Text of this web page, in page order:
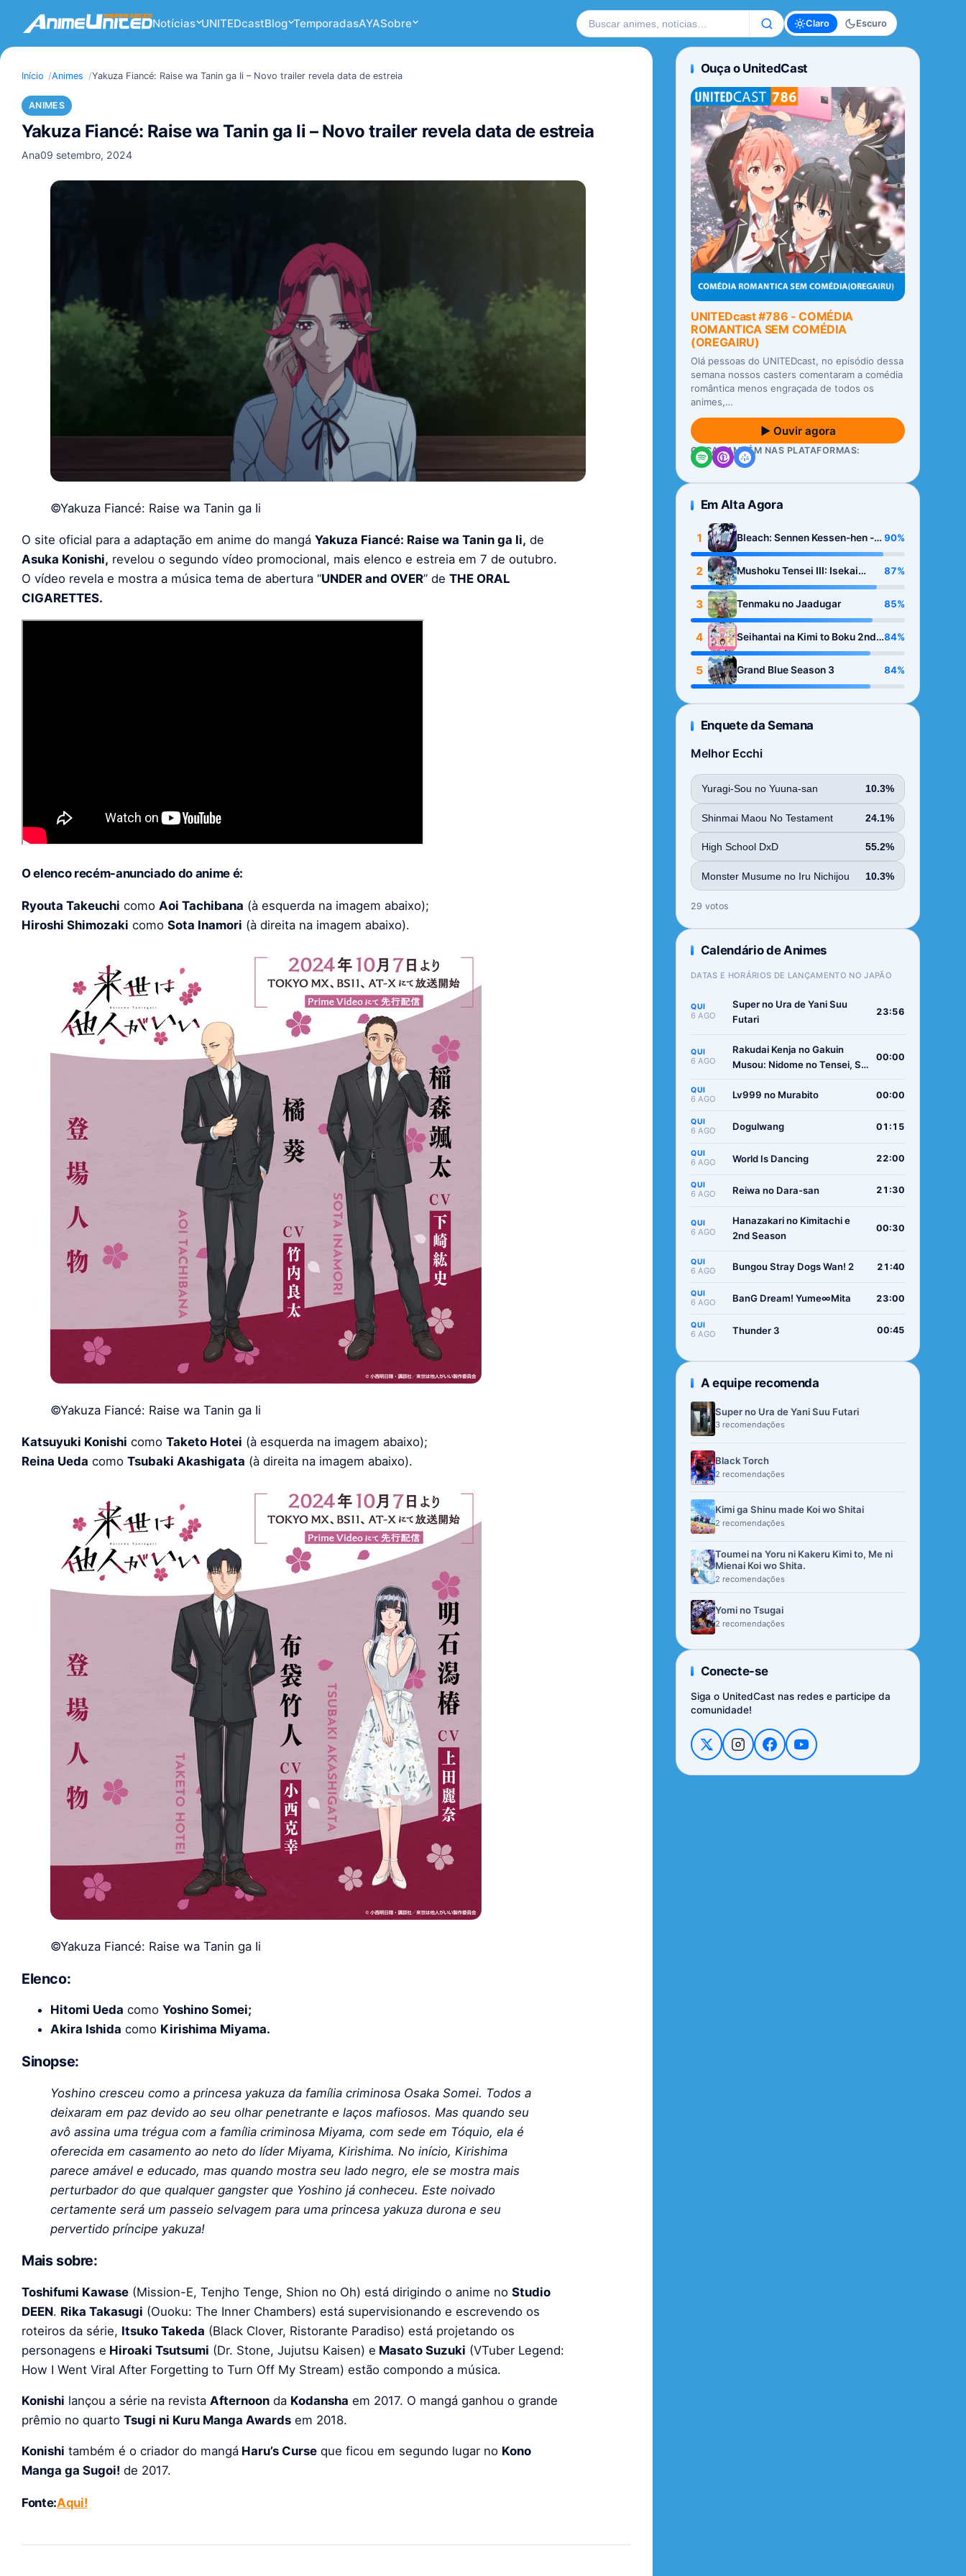
Notícias UNITEDcastBlog TemporadasAYASobre Buscar no site Claro Escuro
Início Animes Yakuza Fiancé: Raise wa Tanin ga Ii – Novo trailer revela data de estreia
ANIMES
Yakuza Fiancé: Raise wa Tanin ga Ii – Novo trailer revela data de estreia
Ana09 setembro, 2024
©Yakuza Fiancé: Raise wa Tanin ga Ii
O site oficial para a adaptação em anime do mangá Yakuza Fiancé: Raise wa Tanin ga Ii, de
Asuka Konishi, revelou o segundo vídeo promocional, mais elenco e estreia em 7 de outubro.
O vídeo revela e mostra a música tema de abertura “UNDER and OVER” de THE ORAL
CIGARETTES.
O elenco recém-anunciado do anime é:
Ryouta Takeuchi como Aoi Tachibana (à esquerda na imagem abaixo);
Hiroshi Shimozaki como Sota Inamori (à direita na imagem abaixo).
©Yakuza Fiancé: Raise wa Tanin ga Ii
Katsuyuki Konishi como Taketo Hotei (à esquerda na imagem abaixo);
Reina Ueda como Tsubaki Akashigata (à direita na imagem abaixo).
©Yakuza Fiancé: Raise wa Tanin ga Ii
Elenco:
Hitomi Ueda como Yoshino Somei;
Akira Ishida como Kirishima Miyama.
Sinopse:
Yoshino cresceu como a princesa yakuza da família criminosa Osaka Somei. Todos a
deixaram em paz devido ao seu olhar penetrante e laços mafiosos. Mas quando seu
avô assina uma trégua com a família criminosa Miyama, com sede em Tóquio, ela é
oferecida em casamento ao neto do líder Miyama, Kirishima. No início, Kirishima
parece amável e educado, mas quando mostra seu lado negro, ele se mostra mais
perturbador do que qualquer gangster que Yoshino já conheceu. Este noivado
certamente será um passeio selvagem para uma princesa yakuza durona e seu
pervertido príncipe yakuza!
Mais sobre:
Toshifumi Kawase (Mission-E, Tenjho Tenge, Shion no Oh) está dirigindo o anime no Studio
DEEN. Rika Takasugi (Ouoku: The Inner Chambers) está supervisionando e escrevendo os
roteiros da série, Itsuko Takeda (Black Clover, Ristorante Paradiso) está projetando os
personagens e Hiroaki Tsutsumi (Dr. Stone, Jujutsu Kaisen) e Masato Suzuki (VTuber Legend:
How I Went Viral After Forgetting to Turn Off My Stream) estão compondo a música.
Konishi lançou a série na revista Afternoon da Kodansha em 2017. O mangá ganhou o grande
prêmio no quarto Tsugi ni Kuru Manga Awards em 2018.
Konishi também é o criador do mangá Haru’s Curse que ficou em segundo lugar no Kono
Manga ga Sugoi! de 2017.
Fonte:Aqui!
Ouça o UnitedCast
UNITEDcast #786 - COMÉDIA
ROMANTICA SEM COMÉDIA
(OREGAIRU)
Olá pessoas do UNITEDcast, no episódio dessa
semana nossos casters comentaram a comédia
romântica menos engraçada de todos os
animes,…
▶ Ouvir agora
OUÇA TAMBÉM NAS PLATAFORMAS:
Em Alta Agora
1
Bleach: Sennen Kessen-hen -
Kashin-tan
90%
2
Mushoku Tensei III: Isekai
Ittara Honki Dasu
87%
3 Tenmaku no Jaadugar 85%
4
Seihantai na Kimi to Boku 2nd
Season
84%
5 Grand Blue Season 3 84%
Enquete da Semana
Melhor Ecchi
Yuragi-Sou no Yuuna-san 10.3%
Shinmai Maou No Testament 24.1%
High School DxD 55.2%
Monster Musume no Iru Nichijou 10.3%
29 votos
Calendário de Animes
DATAS E HORÁRIOS DE LANÇAMENTO NO JAPÃO
QUI
6 AGO
Super no Ura de Yani Suu
Futari
23:56
QUI
6 AGO
Rakudai Kenja no Gakuin
Musou: Nidome no Tensei, S-
Boukenroku
00:00
QUI
6 AGO Lv999 no Murabito 00:00
QUI
6 AGO Dogulwang 01:15
QUI
6 AGO World Is Dancing 22:00
QUI
6 AGO Reiwa no Dara-san 21:30
QUI
6 AGO
Hanazakari no Kimitachi e
2nd Season
00:30
QUI
6 AGO Bungou Stray Dogs Wan! 2 21:40
QUI
6 AGO BanG Dream! Yume∞Mita 23:00
QUI
6 AGO Thunder 3 00:45
A equipe recomenda
Super no Ura de Yani Suu Futari
3 recomendações
Black Torch
2 recomendações
Kimi ga Shinu made Koi wo Shitai
2 recomendações
Toumei na Yoru ni Kakeru Kimi to, Me ni
Mienai Koi wo Shita.
2 recomendações
Yomi no Tsugai
2 recomendações
Conecte-se
Siga o UnitedCast nas redes e participe da
comunidade!